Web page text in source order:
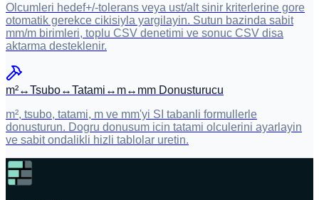
Olcumleri hedef+/-tolerans veya ust/alt sinir kriterlerine gore
otomatik gerekce cikisiyla yargilayin. Sutun bazinda sabit
mm/m birimleri, toplu CSV denetimi ve sonuc CSV disa
aktarma desteklenir.
m²↔Tsubo↔Tatami↔m↔mm Donusturucu
m², tsubo, tatami, m ve mm'yi SI tabanli formullerle
donusturun. Dogru donusum icin tatami olculerini ayarlayin
ve sabit ondalikli hizli tablolar uretin.